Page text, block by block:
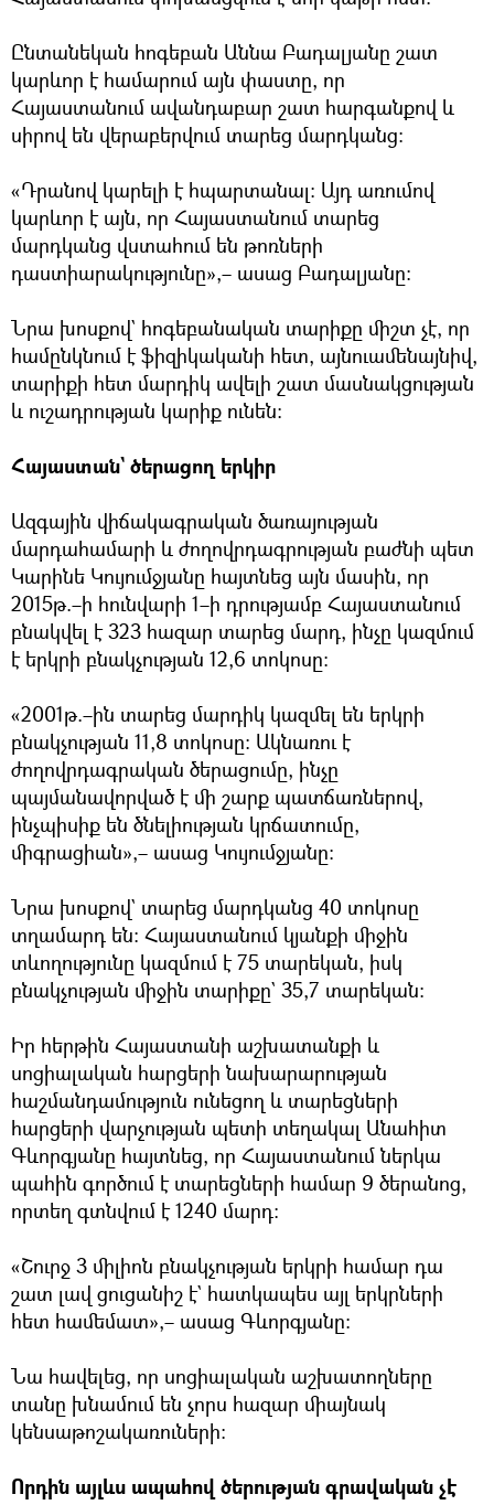
Ընտանեկան հոգեբան Աննա Բադալյանը շատ
կարևոր է համարում այն փաստը, որ
Հայաստանում ավանդաբար շատ հարգանքով և
սիրով են վերաբերվում տարեց մարդկանց։
«Դրանով կարելի է հպարտանալ։ Այդ առումով
կարևոր է այն, որ Հայաստանում տարեց
մարդկանց վստահում են թոռների
դաստիարակությունը»,– ասաց Բադալյանը։
Նրա խոսքով` հոգեբանական տարիքը միշտ չէ, որ
համընկնում է ֆիզիկականի հետ, այնուամենայնիվ,
տարիքի հետ մարդիկ ավելի շատ մասնակցության
և ուշադրության կարիք ունեն։
Հայաստան` ծերացող երկիր
Ազգային վիճակագրական ծառայության
մարդահամարի և ժողովրդագրության բաժնի պետ
Կարինե Կույումջյանը հայտնեց այն մասին, որ
2015թ.–ի հունվարի 1–ի դրությամբ Հայաստանում
բնակվել է 323 հազար տարեց մարդ, ինչը կազմում
է երկրի բնակչության 12,6 տոկոսը։
«2001թ.–ին տարեց մարդիկ կազմել են երկրի
բնակչության 11,8 տոկոսը։ Ակնառու է
ժողովրդագրական ծերացումը, ինչը
պայմանավորված է մի շարք պատճառներով,
ինչպիսիք են ծնելիության կրճատումը,
միգրացիան»,– ասաց Կույումջյանը։
Նրա խոսքով` տարեց մարդկանց 40 տոկոսը
տղամարդ են։ Հայաստանում կյանքի միջին
տևողությունը կազմում է 75 տարեկան, իսկ
բնակչության միջին տարիքը` 35,7 տարեկան։
Իր հերթին Հայաստանի աշխատանքի և
սոցիալական հարցերի նախարարության
հաշմանդամություն ունեցող և տարեցների
հարցերի վարչության պետի տեղակալ Անահիտ
Գևորգյանը հայտնեց, որ Հայաստանում ներկա
պահին գործում է տարեցների համար 9 ծերանոց,
որտեղ գտնվում է 1240 մարդ։
«Շուրջ 3 միլիոն բնակչության երկրի համար դա
շատ լավ ցուցանիշ է` հատկապես այլ երկրների
հետ համեմատ»,– ասաց Գևորգյանը։
Նա հավելեց, որ սոցիալական աշխատողները
տանը խնամում են չորս հազար միայնակ
կենսաթոշակառուների։
Որդին այլևս ապահով ծերության գրավական չէ